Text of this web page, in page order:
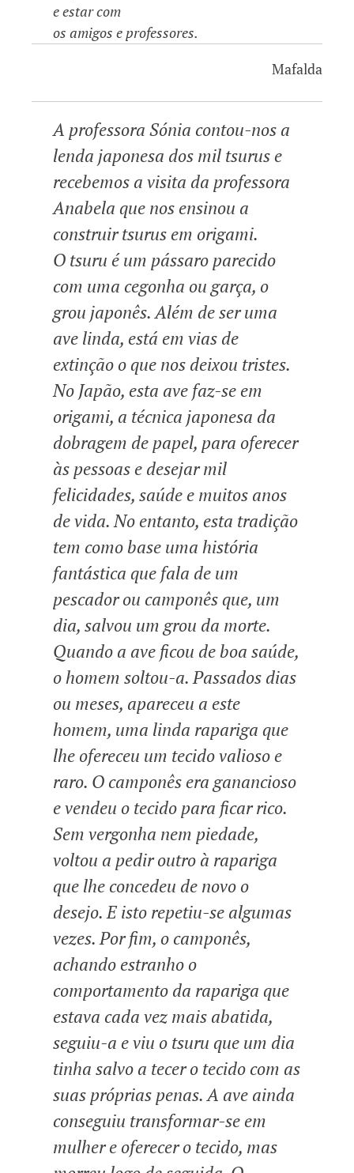
e estar com
os amigos e professores.
Mafalda
A professora Sónia contou-nos a
lenda japonesa dos mil tsurus e
recebemos a visita da professora
Anabela que nos ensinou a
construir tsurus em origami.
O tsuru é um pássaro parecido
com uma cegonha ou garça, o
grou japonês. Além de ser uma
ave linda, está em vias de
extinção o que nos deixou tristes.
No Japão, esta ave faz-se em
origami, a técnica japonesa da
dobragem de papel, para oferecer
às pessoas e desejar mil
felicidades, saúde e muitos anos
de vida. No entanto, esta tradição
tem como base uma história
fantástica que fala de um
pescador ou camponês que, um
dia, salvou um grou da morte.
Quando a ave ficou de boa saúde,
o homem soltou-a. Passados dias
ou meses, apareceu a este
homem, uma linda rapariga que
lhe ofereceu um tecido valioso e
raro. O camponês era ganancioso
e vendeu o tecido para ficar rico.
Sem vergonha nem piedade,
voltou a pedir outro à rapariga
que lhe concedeu de novo o
desejo. E isto repetiu-se algumas
vezes. Por fim, o camponês,
achando estranho o
comportamento da rapariga que
estava cada vez mais abatida,
seguiu-a e viu o tsuru que um dia
tinha salvo a tecer o tecido com as
suas próprias penas. A ave ainda
conseguiu transformar-se em
mulher e oferecer o tecido, mas